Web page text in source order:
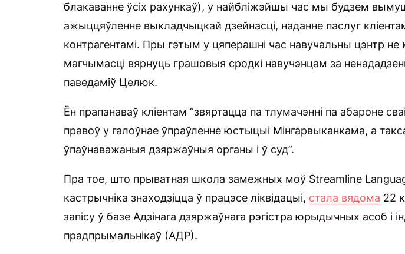
блакаванне ўсіх рахункаў), у найбліжэйшы час мы будзем
ажыццяўленне выкладчыцкай дзейнасці, наданне паслуг
контрагентамі. Пры гэтым у цяперашні час навучальны цэнтр не
магчымасці вярнуць грашовыя сродкі навучэнцам за
паведаміў Целюк.
Ён прапанаваў кліентам “звяртацца па тлумачэнні па абароне
правоў у галоўнае ўпраўленне юстыцыі Мінгарвыканкама, а
ўпаўнаважаныя дзяржаўныя органы і ў суд”.
Пра тое, што прыватная школа замежных моў Streamline
кастрычніка знаходзіцца ў працэсе ліквідацыі, стала вядома 22
запісу ў базе Адзінага дзяржаўнага рэгістра юрыдычных асоб і
прадпрымальнікаў (АДР).